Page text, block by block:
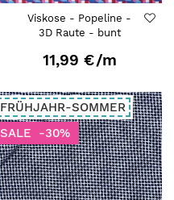
Viskose - Popeline -
3D Raute - bunt
11,99 €/m
FRÜHJAHR-SOMMER
SALE
-30%